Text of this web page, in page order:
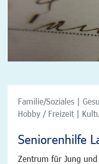
Familie/Soziales |
Hobby / Freizeit |
Seniorenhilfe
Zentrum für Jung und